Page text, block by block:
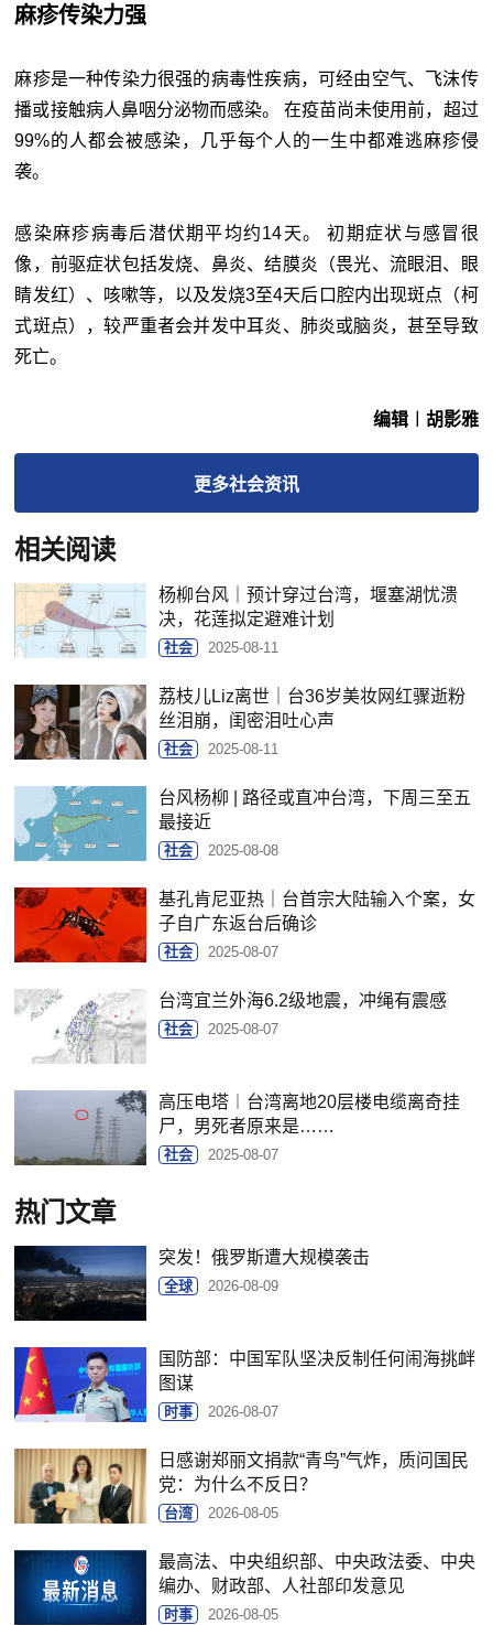
麻疹传染力强
麻疹是一种传染力很强的病毒性疾病，可经由空气、飞沫传
播或接触病人鼻咽分泌物而感染。 在疫苗尚未使用前，超过
99%的人都会被感染，几乎每个人的一生中都难逃麻疹侵
袭。
感染麻疹病毒后潜伏期平均约14天。 初期症状与感冒很
像，前驱症状包括发烧、鼻炎、结膜炎（畏光、流眼泪、眼
睛发红）、咳嗽等，以及发烧3至4天后口腔内出现斑点（柯
式斑点），较严重者会并发中耳炎、肺炎或脑炎，甚至导致
死亡。
编辑︱胡影雅
更多社会资讯
相关阅读
杨柳台风｜预计穿过台湾，堰塞湖忧溃
决，花莲拟定避难计划
社会 2025-08-11
荔枝儿Liz离世｜台36岁美妆网红骤逝粉
丝泪崩，闺密泪吐心声
社会 2025-08-11
台风杨柳 | 路径或直冲台湾，下周三至五
最接近
社会 2025-08-08
基孔肯尼亚热｜台首宗大陆输入个案，女
子自广东返台后确诊
社会 2025-08-07
台湾宜兰外海6.2级地震，冲绳有震感
社会 2025-08-07
高压电塔︱台湾离地20层楼电缆离奇挂
尸，男死者原来是……
社会 2025-08-07
热门文章
突发！俄罗斯遭大规模袭击
全球 2026-08-09
国防部：中国军队坚决反制任何闹海挑衅
图谋
时事 2026-08-07
日感谢郑丽文捐款“青鸟”气炸，质问国民
党：为什么不反日？
台湾 2026-08-05
最高法、中央组织部、中央政法委、中央
编办、财政部、人社部印发意见
时事 2026-08-05